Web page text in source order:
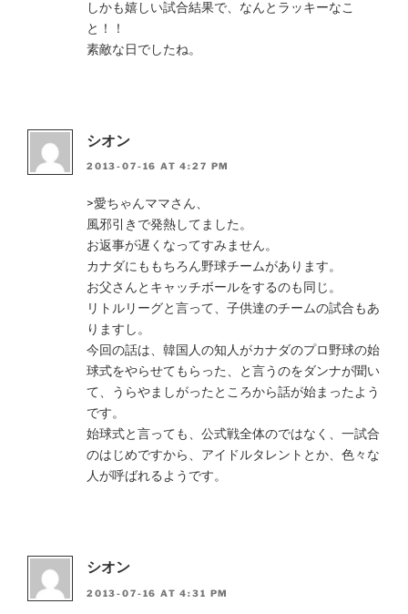
しかも嬉しい試合結果で、なんとラッキーなこ
と！！
素敵な日でしたね。
シオン
2013-07-16 AT 4:27 PM
>愛ちゃんママさん、
風邪引きで発熱してました。
お返事が遅くなってすみません。
カナダにももちろん野球チームがあります。
お父さんとキャッチボールをするのも同じ。
リトルリーグと言って、子供達のチームの試合もあ
りますし。
今回の話は、韓国人の知人がカナダのプロ野球の始
球式をやらせてもらった、と言うのをダンナが聞い
て、うらやましがったところから話が始まったよう
です。
始球式と言っても、公式戦全体のではなく、一試合
のはじめですから、アイドルタレントとか、色々な
人が呼ばれるようです。
シオン
2013-07-16 AT 4:31 PM